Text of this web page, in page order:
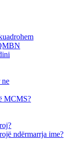
ne
MCMS?
ndërmarrja ime?